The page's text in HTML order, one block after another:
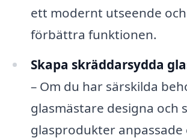
ett modernt utseende
förbättra funktionen.
Skapa skräddarsydda
– Om du har särskilda
glasmästare designa och
glasprodukter anpassade